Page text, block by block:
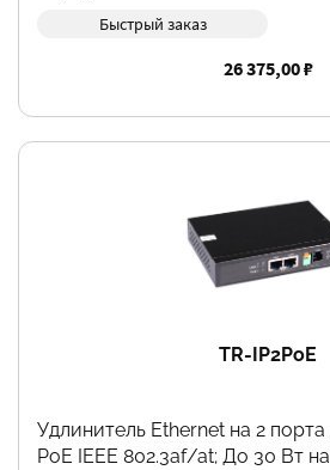
Быстрый заказ
26 375,00 ₽
TR-IP2PoE
Удлинитель Ethernet на 2
PoE IEEE 802.3af/at; До 30 Вт